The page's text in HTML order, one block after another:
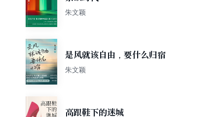
朱文颖
是风就该自由，要什么归宿
朱文颖
高跟鞋下的迷城